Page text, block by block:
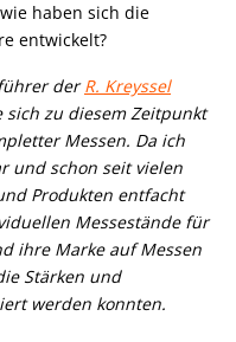
haben sich die
entwickelt?
derR. Kreyssel
sich zu diesem Zeitpunkt
Messen. Da ich
und schon seit vielen
Produkten entfacht
Messestände für
ihre Marke auf Messen
Stärken und
werden konnten.